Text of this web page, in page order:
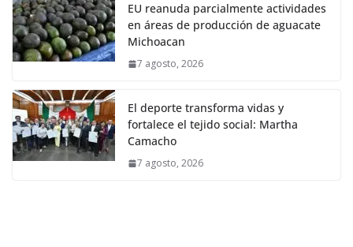
EU reanuda parcialmente actividades
en áreas de producción de aguacate
Michoacan
7 agosto, 2026
El deporte transforma vidas y
fortalece el tejido social: Martha
Camacho
7 agosto, 2026